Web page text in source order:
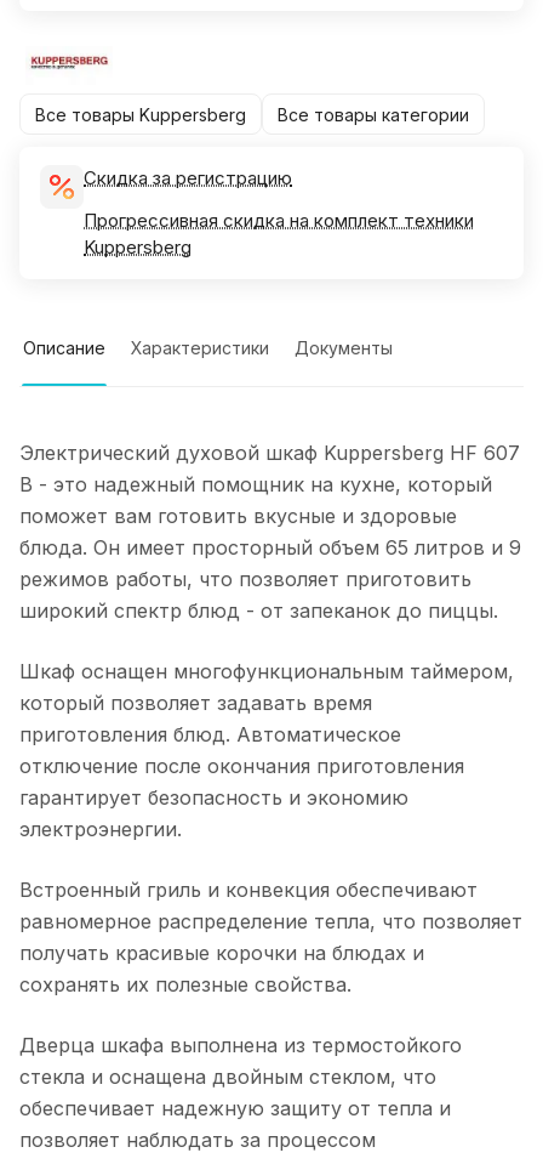
Все товары Kuppersberg Все товары категории
Скидка за регистрацию
Прогрессивная скидка на комплект техники
Kuppersberg
Описание Характеристики Документы
Электрический духовой шкаф Kuppersberg HF 607
B - это надежный помощник на кухне, который
поможет вам готовить вкусные и здоровые
блюда. Он имеет просторный объем 65 литров и 9
режимов работы, что позволяет приготовить
широкий спектр блюд - от запеканок до пиццы.
Шкаф оснащен многофункциональным таймером,
который позволяет задавать время
приготовления блюд. Автоматическое
отключение после окончания приготовления
гарантирует безопасность и экономию
электроэнергии.
Встроенный гриль и конвекция обеспечивают
равномерное распределение тепла, что позволяет
получать красивые корочки на блюдах и
сохранять их полезные свойства.
Дверца шкафа выполнена из термостойкого
стекла и оснащена двойным стеклом, что
обеспечивает надежную защиту от тепла и
позволяет наблюдать за процессом